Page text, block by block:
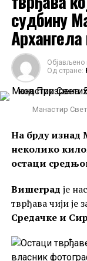
судбину
Објављено
Од стране:
Манастир
На брду изнад
неколико
остаци
Вишеград је
тврђава чији је
Средачке и